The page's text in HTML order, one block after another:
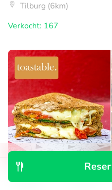
Tilburg (6km)
Verkocht: 167